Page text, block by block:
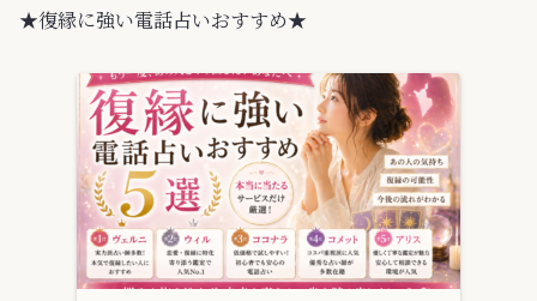
★復縁に強い電話占いおすすめ★